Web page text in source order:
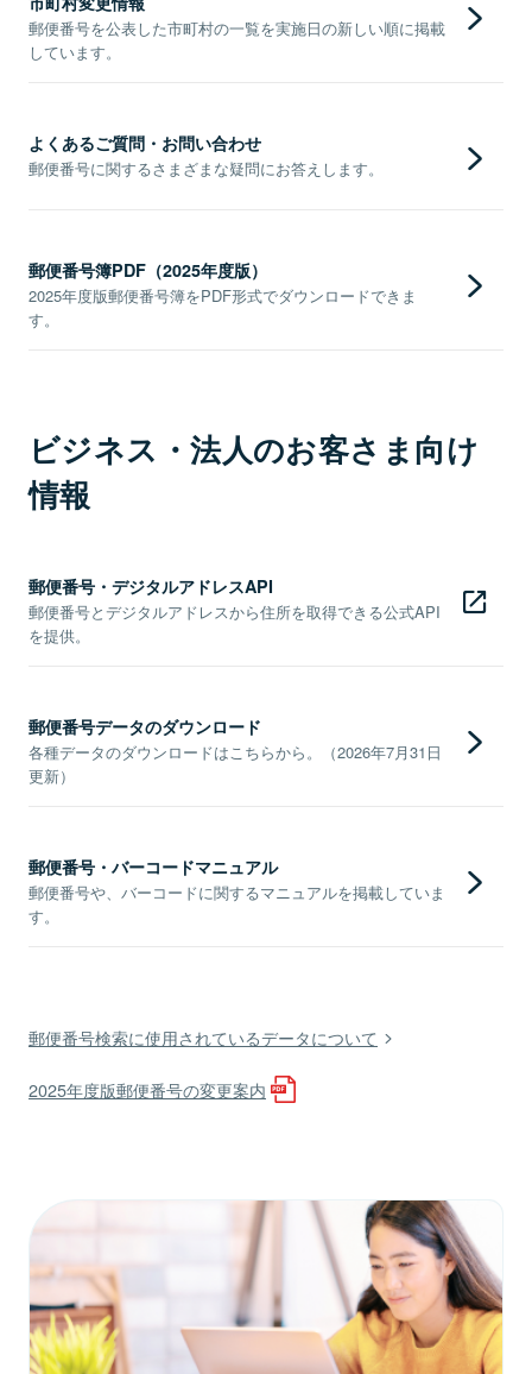
郵便番号を公表した市町村の一覧を実施日の新しい順に掲載
しています。
よくあるご質問・お問い合わせ
郵便番号に関するさまざまな疑問にお答えします。
郵便番号簿PDF（2025年度版）
2025年度版郵便番号簿をPDF形式でダウンロードできま
す。
ビジネス・法人のお客さま向け
情報
郵便番号・デジタルアドレスAPI
郵便番号とデジタルアドレスから住所を取得できる公式API
を提供。
郵便番号データのダウンロード
各種データのダウンロードはこちらから。（2026年7月31日
更新）
郵便番号・バーコードマニュアル
郵便番号や、バーコードに関するマニュアルを掲載していま
す。
郵便番号検索に使用されているデータについて
2025年度版郵便番号の変更案内